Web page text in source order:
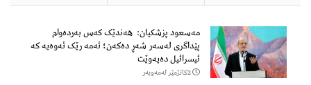
مەسعود پزشكیان: هەندێک کەس بەردەوام
پێداگری لەسەر شەڕ دەكەن؛ ئەمە رێک ئەوەیە کە
ئیسرائیل دەیەوێت
2كاتژمێر لەمەوبەر